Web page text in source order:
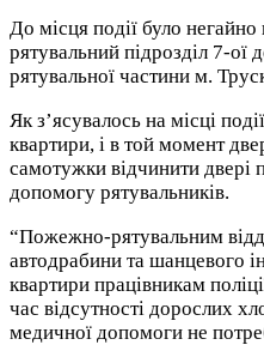
До місця події було
рятувальний підрозділ 7-
рятувальної частини м.
Як з’ясувалось на місці
квартири, і в той момент
самотужки відчинити двері
допомогу рятувальників.
“Пожежно-рятувальним
автодрабини та шанцевого
квартири працівникам
час відсутності дорослих
медичної допомоги не